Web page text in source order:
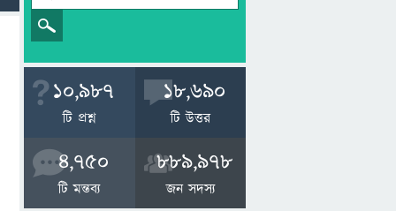
10,987
টি প্রশ্ন
18,690
টি উত্তর
4,750
টি মন্তব্য
889,978
জন সদস্য